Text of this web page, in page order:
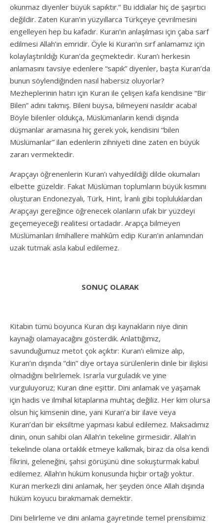
okunmaz diyenler büyük sapıktır.” Bu iddialar hiç de şaşırtıcı
değildir. Zaten Kuran’ın yüzyıllarca Türkçeye çevrilmesini
engelleyen hep bu kafadır. Kuran’ın anlaşılması için çaba sarf
edilmesi Allah’ın emridir. Öyle ki Kuran’ın sırf anlamamız için
kolaylaştırıldığı Kuran’da geçmektedir. Kuran’ı herkesin
anlamasını tavsiye edenlere “sapık” diyenler, başta Kuran’da
bunun söylendiğinden nasıl habersiz oluyorlar?
Mezheplerinin hatırı için Kuran ile çelişen kafa kendisine “Bir
Bilen” adını takmış. Bileni buysa, bilmeyeni nasıldır acaba!
Böyle bilenler oldukça, Müslümanların kendi dışında
düşmanlar aramasına hiç gerek yok, kendisini “bilen
Müslümanlar” ilan edenlerin zihniyeti dine zaten en büyük
zararı vermektedir.
Arapçayı öğrenenlerin Kuran’ı vahyedildiği dilde okumaları
elbette güzeldir. Fakat Müslüman toplumların büyük kısmını
oluşturan Endonezyalı, Türk, Hint, İranlı gibi topluluklardan
Arapçayı gereğince öğrenecek olanların ufak bir yüzdeyi
geçemeyeceği realitesi ortadadır. Arapça bilmeyen
Müslümanları ilmihallere mahkûm edip Kuran’ın anlamından
uzak tutmak asla kabul edilemez.
SONUÇ OLARAK
Kitabın tümü boyunca Kuran dışı kaynakların niye dinin
kaynağı olamayacağını gösterdik. Anlattığımız,
savunduğumuz metot çok açıktır: Kuran’ı elimize alıp,
Kuran’ın dışında “din” diye ortaya sürülenlerin dinle bir ilişkisi
olmadığını belirlemek. Israrla vurguladık ve yine
vurguluyoruz; Kuran dine eşittir. Dini anlamak ve yaşamak
için hadis ve ilmihal kitaplarına muhtaç değiliz. Her kim olursa
olsun hiç kimsenin dine, yani Kuran’a bir ilave veya
Kuran’dan bir eksiltme yapması kabul edilemez. Maksadımız
dinin, onun sahibi olan Allah’ın tekeline girmesidir. Allah’ın
tekelinde olana ortaklık etmeye kalkmak, biraz da olsa kendi
fikrini, geleneğini, şahsi görüşünü dine sokuşturmak kabul
edilemez. Allah’ın hüküm konusunda hiçbir ortağı yoktur.
Kuran merkezli dini anlamak, her şeyden önce Allah dışında
hüküm koyucu bırakmamak demektir.
Dini belirleme ve dini anlama gayretinde temel prensibimiz